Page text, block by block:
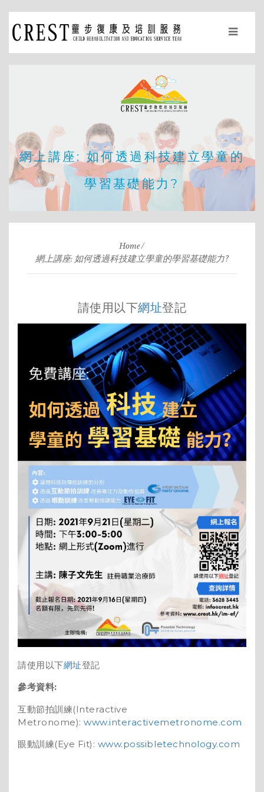
網上講座: 如何透過科技建立學童的
學習基礎能力?
Home
網上講座: 如何透過科技建立學童的學習基礎能力?
請使用以下網址登記
請使用以下網址登記
參考資料:
互動節拍訓練(Interactive
Metronome):www.interactivemetronome.com
眼動訓練(Eye Fit): www.possibletechnology.com